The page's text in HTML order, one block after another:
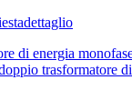
dettaglio